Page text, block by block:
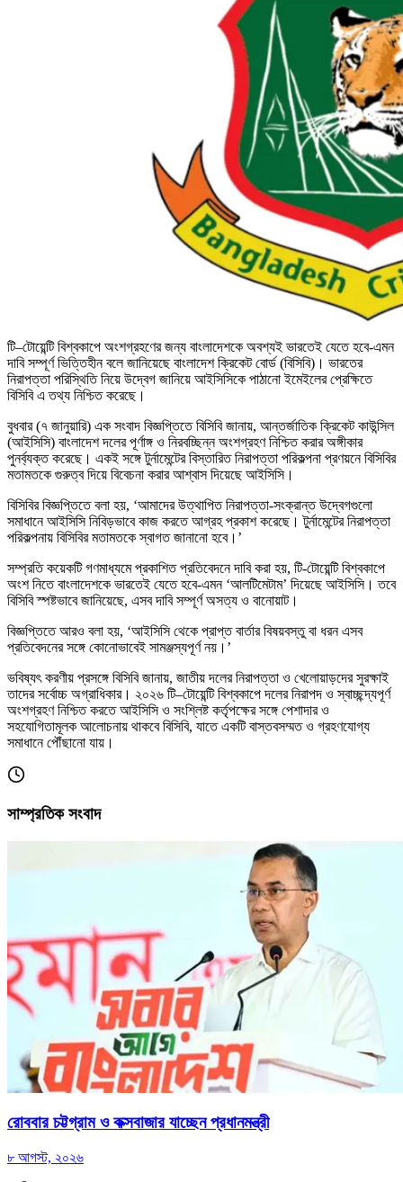
টি–টোয়েন্টি বিশ্বকাপে অংশগ্রহণের জন্য বাংলাদেশকে অবশ্যই ভারতেই যেতে হবে-এমন
দাবি সম্পূর্ণ ভিত্তিহীন বলে জানিয়েছে বাংলাদেশ ক্রিকেট বোর্ড (বিসিবি)। ভারতের
নিরাপত্তা পরিস্থিতি নিয়ে উদ্বেগ জানিয়ে আইসিসিকে পাঠানো ইমেইলের প্রেক্ষিতে
বিসিবি এ তথ্য নিশ্চিত করেছে।
বুধবার (৭ জানুয়ারি) এক সংবাদ বিজ্ঞপ্তিতে বিসিবি জানায়, আন্তর্জাতিক ক্রিকেট কাউন্সিল
(আইসিসি) বাংলাদেশ দলের পূর্ণাঙ্গ ও নিরবচ্ছিন্ন অংশগ্রহণ নিশ্চিত করার অঙ্গীকার
পুনর্ব্যক্ত করেছে। একই সঙ্গে টুর্নামেন্টের বিস্তারিত নিরাপত্তা পরিকল্পনা প্রণয়নে বিসিবির
মতামতকে গুরুত্ব দিয়ে বিবেচনা করার আশ্বাস দিয়েছে আইসিসি।
বিসিবির বিজ্ঞপ্তিতে বলা হয়, ‘আমাদের উত্থাপিত নিরাপত্তা-সংক্রান্ত উদ্বেগগুলো
সমাধানে আইসিসি নিবিড়ভাবে কাজ করতে আগ্রহ প্রকাশ করেছে। টুর্নামেন্টের নিরাপত্তা
পরিকল্পনায় বিসিবির মতামতকে স্বাগত জানানো হবে।’
সম্প্রতি কয়েকটি গণমাধ্যমে প্রকাশিত প্রতিবেদনে দাবি করা হয়, টি-টোয়েন্টি বিশ্বকাপে
অংশ নিতে বাংলাদেশকে ভারতেই যেতে হবে-এমন ‘আলটিমেটাম’ দিয়েছে আইসিসি। তবে
বিসিবি স্পষ্টভাবে জানিয়েছে, এসব দাবি সম্পূর্ণ অসত্য ও বানোয়াট।
বিজ্ঞপ্তিতে আরও বলা হয়, ‘আইসিসি থেকে প্রাপ্ত বার্তার বিষয়বস্তু বা ধরন এসব
প্রতিবেদনের সঙ্গে কোনোভাবেই সামঞ্জস্যপূর্ণ নয়।’
ভবিষ্যৎ করণীয় প্রসঙ্গে বিসিবি জানায়, জাতীয় দলের নিরাপত্তা ও খেলোয়াড়দের সুরক্ষাই
তাদের সর্বোচ্চ অগ্রাধিকার। ২০২৬ টি–টোয়েন্টি বিশ্বকাপে দলের নিরাপদ ও স্বাচ্ছন্দ্যপূর্ণ
অংশগ্রহণ নিশ্চিত করতে আইসিসি ও সংশ্লিষ্ট কর্তৃপক্ষের সঙ্গে পেশাদার ও
সহযোগিতামূলক আলোচনায় থাকবে বিসিবি, যাতে একটি বাস্তবসম্মত ও গ্রহণযোগ্য
সমাধানে পৌঁছানো যায়।
সাম্প্রতিক সংবাদ
রোববার চট্টগ্রাম ও কক্সবাজার যাচ্ছেন প্রধানমন্ত্রী
৮ আগস্ট, ২০২৬